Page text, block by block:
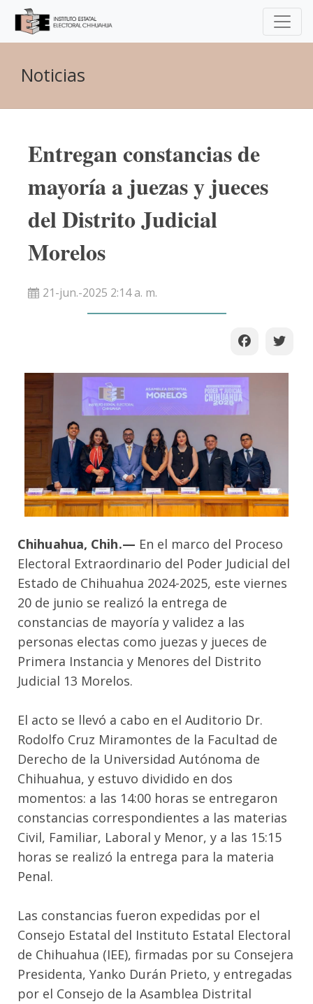
Noticias
Entregan constancias de
mayoría a juezas y jueces
del Distrito Judicial
Morelos
21-jun.-2025 2:14 a. m.
Chihuahua, Chih.— En el marco del Proceso
Electoral Extraordinario del Poder Judicial del
Estado de Chihuahua 2024-2025, este viernes
20 de junio se realizó la entrega de
constancias de mayoría y validez a las
personas electas como juezas y jueces de
Primera Instancia y Menores del Distrito
Judicial 13 Morelos.
El acto se llevó a cabo en el Auditorio Dr.
Rodolfo Cruz Miramontes de la Facultad de
Derecho de la Universidad Autónoma de
Chihuahua, y estuvo dividido en dos
momentos: a las 14:00 horas se entregaron
constancias correspondientes a las materias
Civil, Familiar, Laboral y Menor, y a las 15:15
horas se realizó la entrega para la materia
Penal.
Las constancias fueron expedidas por el
Consejo Estatal del Instituto Estatal Electoral
de Chihuahua (IEE), firmadas por su Consejera
Presidenta, Yanko Durán Prieto, y entregadas
por el Consejo de la Asamblea Distrital